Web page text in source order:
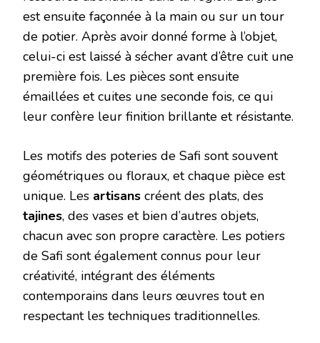
est ensuite façonnée à la main ou sur un tour
de potier. Après avoir donné forme à l’objet,
celui-ci est laissé à sécher avant d’être cuit une
première fois. Les pièces sont ensuite
émaillées et cuites une seconde fois, ce qui
leur confère leur finition brillante et résistante.
Les motifs des poteries de Safi sont souvent
géométriques ou floraux, et chaque pièce est
unique. Les artisans créent des plats, des
tajines, des vases et bien d’autres objets,
chacun avec son propre caractère. Les potiers
de Safi sont également connus pour leur
créativité, intégrant des éléments
contemporains dans leurs œuvres tout en
respectant les techniques traditionnelles.